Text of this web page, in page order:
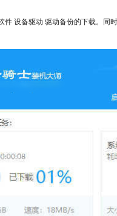
设备驱动 驱动备份的下载。